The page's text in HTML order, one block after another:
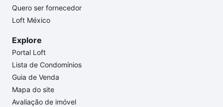
Quero ser fornecedor
Loft México
Explore
Portal Loft
Lista de Condomínios
Guia de Venda
Mapa do site
Avaliação de imóvel